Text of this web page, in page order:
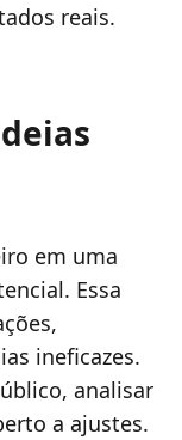
reais.
em uma
Essa
ineficazes.
analisar
a ajustes.